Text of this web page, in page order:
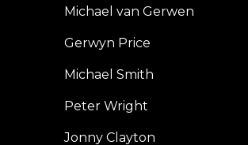
Michael van Gerwen
Gerwyn Price
Michael Smith
Peter Wright
Jonny Clayton